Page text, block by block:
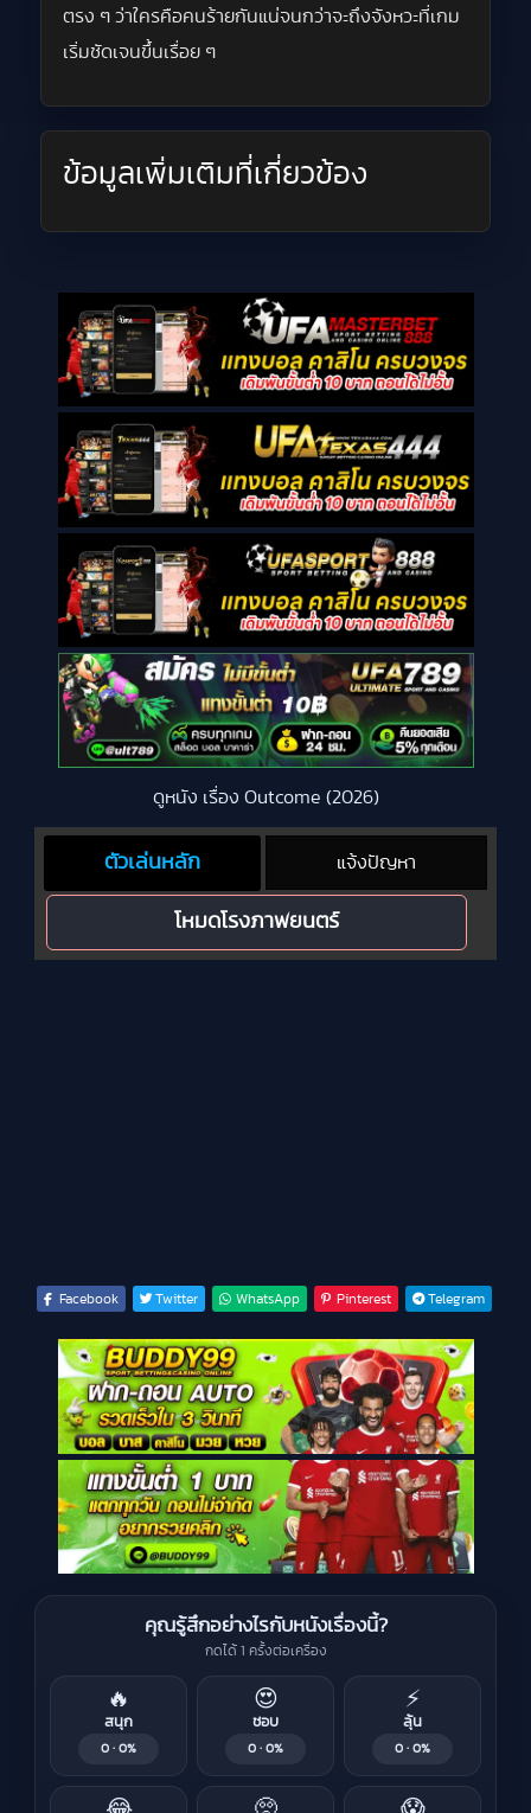
ตรง ๆ ว่าใครคือคนร้ายกันแน่จนกว่าจะถึงจังหวะที่เกม
เริ่มชัดเจนขึ้นเรื่อย ๆ
ข้อมูลเพิ่มเติมที่เกี่ยวข้อง
ดูหนัง เรื่อง Outcome (2026)
ตัวเล่นหลัก แจ้งปัญหา
โหมดโรงภาพยนตร์
Facebook Twitter WhatsApp Pinterest Telegram
คุณรู้สึกอย่างไรกับหนังเรื่องนี้?
กดได้ 1 ครั้งต่อเครื่อง
🔥
สนุก
0 · 0%
😍
ชอบ
0 · 0%
⚡
ลุ้น
0 · 0%